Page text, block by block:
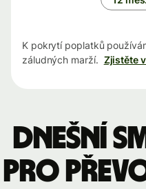
K pokrytí poplatků
záludných marží. Zjistěte
Dnešní
pro